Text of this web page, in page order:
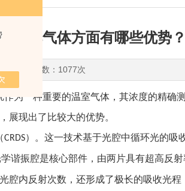
甲烷气体方面有哪些优势？
点击次数：1077次
为一种重要的温室气体，其浓度的精确
展现出了比较大的优势。
CRDS）。这一技术基于光腔中循环光的吸
谐振腔是核心部件，由两片具有超高反射
腔内反射次数，还形成了极长的吸收光程